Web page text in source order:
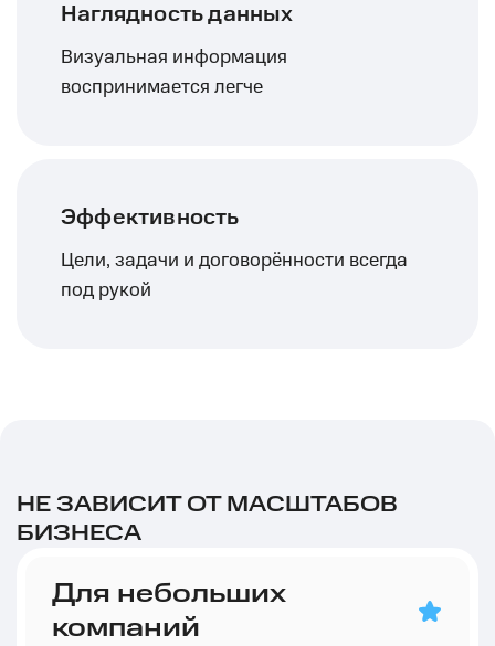
Наглядность данных
Визуальная информация
воспринимается легче
Эффективность
Цели, задачи и договорённости всегда
под рукой
НЕ ЗАВИСИТ ОТ МАСШТАБОВ
БИЗНЕСА
Для небольших
компаний